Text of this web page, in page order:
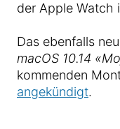
der Apple Watch
Das ebenfalls
macOS 10.14
kommenden
angekündigt.